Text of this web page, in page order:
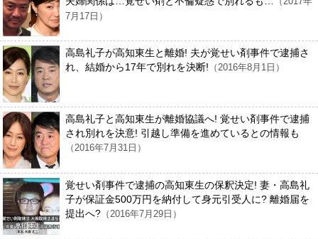
7月17日）
高島礼子が高知東生と離婚! 夫が覚せい剤事件で逮捕さ
れ、結婚から17年で別れを決断! （2016年8月1日）
高島礼子と高知東生が離婚協議へ! 覚せい剤事件で逮捕
され別れを決意! 引越し準備を進めているとの情報も
（2016年7月31日）
覚せい剤事件で逮捕の高知東生の保釈決定! 妻・高島礼
子が保証金500万円を納付して身元引受人に? 離婚届を
提出へ? （2016年7月29日）